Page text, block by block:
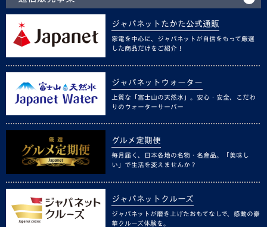
ジャパネットたかた公式通販
家電を中心に、ジャパネットが自信をもって厳選
した商品だけをご紹介！
ジャパネットウォーター
上質な「富士山の天然水」。安心・安全、こだわ
りのウォーターサーバー
グルメ定期便
毎月届く、日本各地の名物・名産品。「美味し
い」で生活を変えませんか？
ジャパネットクルーズ
ジャパネットが磨き上げたおもてなしで、感動の豪
華クルーズ体験を。